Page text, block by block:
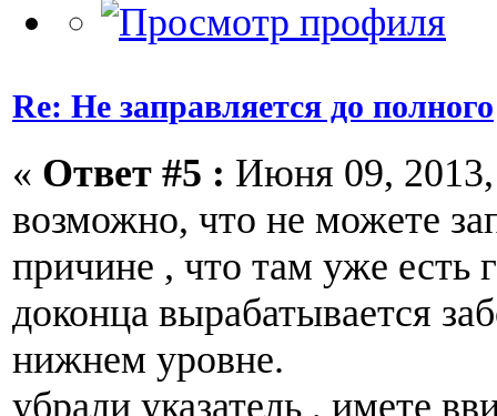
Re: Не заправляется до полного
« Ответ #5 : Июня 09,
возможно, что не можете
причине , что там уже есть
доконца вырабатывается
нижнем уровне.
убрали указатель , имете